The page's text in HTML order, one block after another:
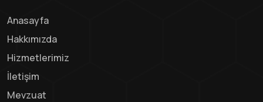
Anasayfa
Hakkımızda
Hizmetlerimiz
İletişim
Mevzuat